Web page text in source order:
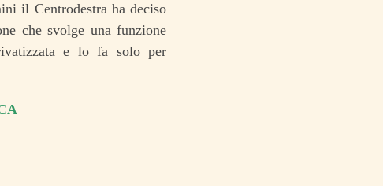
il Centrodestra ha deciso
che svolge una funzione
e lo fa solo per